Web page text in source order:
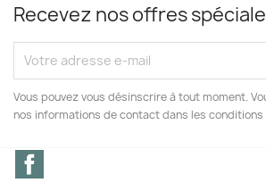
Recevez nos offres
Vous pouvez vous désinscrire à tout moment.
nos informations de contact dans les